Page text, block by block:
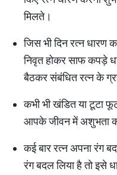
मिलते।
जिस भी दिन रत्न धारण
निवृत होकर साफ कपड़े
बैठकर संबंधित रत्न के
कभी भी खंडित या टूटा
आपके जीवन में अशुभता
कई बार रत्न अपना रंग
रंग बदल लिया है तो इसे